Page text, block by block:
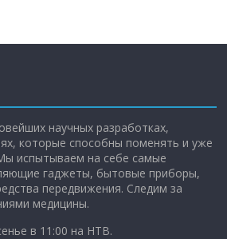
научных разработках,
которые способны поменять и уже
испытываем на себе самые
гаджеты, бытовые приборы,
передвижения. Следим за
медицины.
в 11:00 на НТВ.